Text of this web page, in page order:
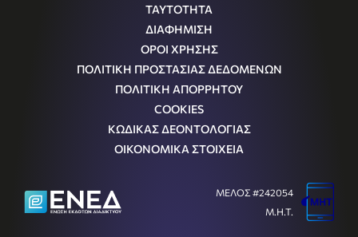
ΤΑΥΤΟΤΗΤΑ
ΔΙΑΦΗΜΙΣΗ
ΟΡΟΙ ΧΡΗΣΗΣ
ΠΟΛΙΤΙΚΗ ΠΡΟΣΤΑΣΙΑΣ ΔΕΔΟΜΕΝΩΝ
ΠΟΛΙΤΙΚΗ ΑΠΟΡΡΗΤΟΥ
COOKIES
ΚΩΔΙΚΑΣ ΔΕΟΝΤΟΛΟΓΙΑΣ
ΟΙΚΟΝΟΜΙΚΑ ΣΤΟΙΧΕΙΑ
ΜΕΛΟΣ #242054
Μ.Η.Τ.